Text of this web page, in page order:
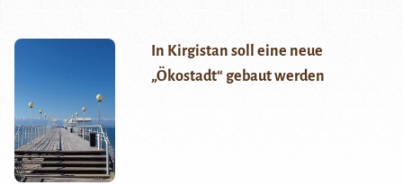
In Kirgistan soll eine neue
„Ökostadt“ gebaut werden